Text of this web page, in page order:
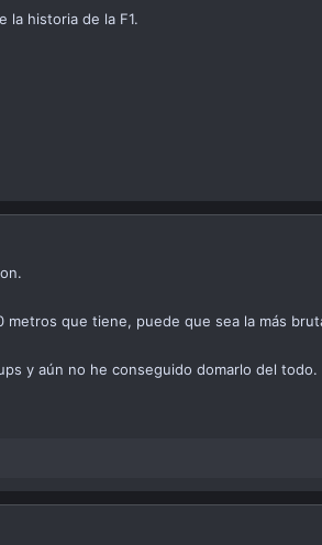
la historia de la F1.
metros que tiene, puede que sea la más
y aún no he conseguido domarlo del todo.